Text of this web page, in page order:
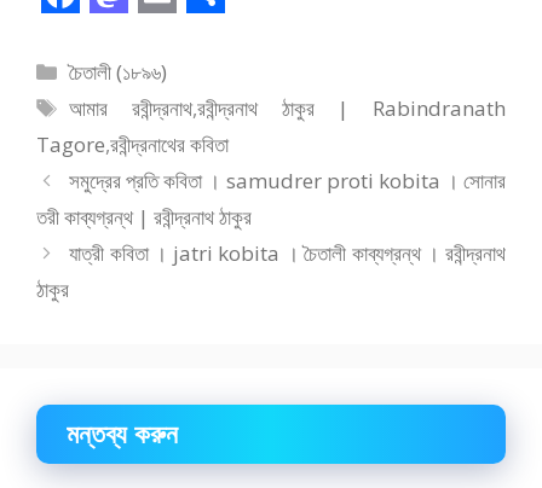
F
a
c
e
b
o
o
k
M
a
s
t
o
d
o
E
m
a
i
l
S
a
r
e
বিভাগ
সমূহ
চৈতালী (১৮৯৬)
ট্যাগ
আমার রবীন্দ্রনাথ,রবীন্দ্রনাথ ঠাকুর | Rabindranath
Tagore,রবীন্দ্রনাথের কবিতা
সমুদ্রের প্রতি কবিতা । samudrer proti kobita । সোনার
তরী কাব্যগ্রন্থ | রবীন্দ্রনাথ ঠাকুর
যাত্রী কবিতা । jatri kobita । চৈতালী কাব্যগ্রন্থ । রবীন্দ্রনাথ
ঠাকুর
মন্তব্য করুন